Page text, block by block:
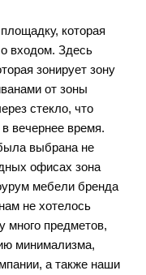
которая
входом. Здесь
зонирует зону
от зоны
стекло, что
вечернее время.
выбрана не
офисах зона
мебели бренда
не хотелось
много предметов,
минимализма,
а также наши